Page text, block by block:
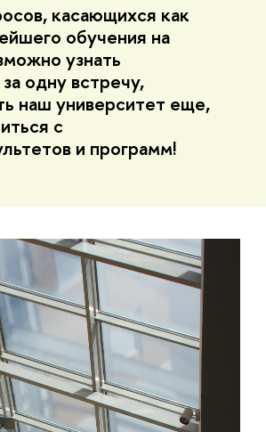
касающихся как
обучения на
узнать
одну встречу,
наш университет еще,
с
и программ!